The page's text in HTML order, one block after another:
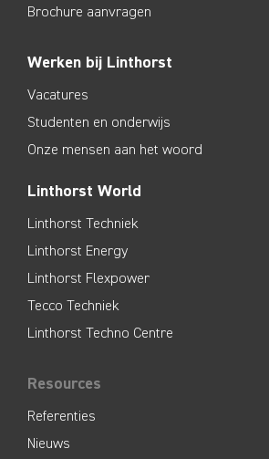
Brochure aanvragen
Werken bij Linthorst
Vacatures
Studenten en onderwijs
Onze mensen aan het woord
Linthorst World
Linthorst Techniek
Linthorst Energy
Linthorst Flexpower
Tecco Techniek
Linthorst Techno Centre
Resources
Referenties
Nieuws